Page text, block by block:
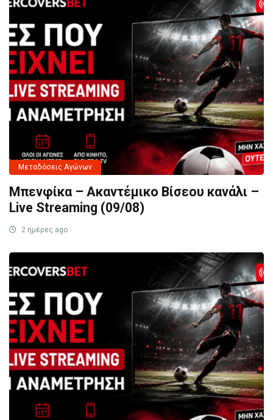
Μεταδόσεις Αγώνων
Μπενφίκα – Ακαντέμικο Βίσεου κανάλι –
Live Streaming (09/08)
2 ημέρες ago